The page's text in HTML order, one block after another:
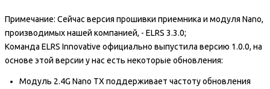
Примечание: Сейчас версия прошивки приемника и модуля Nano,
производимых нашей компанией, - ELRS 3.3.0;
Команда ELRS Innovative официально выпустила версию 1.0.0, на
основе этой версии у нас есть некоторые обновления:
Модуль 2.4G Nano TX поддерживает частоту обновления